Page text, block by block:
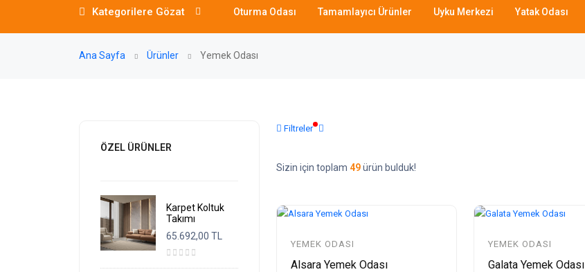
Kategorilere Gözat Oturma Odası Tamamlayıcı Ürünler Uyku Merkezi Yatak Odası
Ana Sayfa Ürünler Yemek Odası
ÖZEL ÜRÜNLER
Karpet Koltuk
Takımı
65.692,00 TL
Filtreler
Sizin için toplam 49ürün bulduk!
YEMEK ODASI
Alsara Yemek Odası
YEMEK ODASI
Galata Yemek Odası